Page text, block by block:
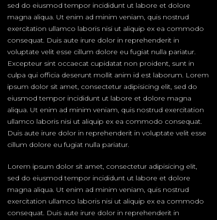
sed do eiusmod tempor incididunt ut labore et dolore
magna aliqua. Ut enim ad minim veniam, quis nostrud
exercitation ullamco laboris nisi ut aliquip ex ea commodo
consequat. Duis aute irure dolor in reprehenderit in
voluptate velit esse cillum dolore eu fugiat nulla pariatur.
Excepteur sint occaecat cupidatat non proident, sunt in
culpa qui officia deserunt mollit anim id est laborum. Lorem
ipsum dolor sit amet, consectetur adipisicing elit, sed do
eiusmod tempor incididunt ut labore et dolore magna
aliqua. Ut enim ad minim veniam, quis nostrud exercitation
ullamco laboris nisi ut aliquip ex ea commodo consequat.
Duis aute irure dolor in reprehenderit in voluptate velit esse
cillum dolore eu fugiat nulla pariatur.
Lorem ipsum dolor sit amet, consectetur adipisicing elit,
sed do eiusmod tempor incididunt ut labore et dolore
magna aliqua. Ut enim ad minim veniam, quis nostrud
exercitation ullamco laboris nisi ut aliquip ex ea commodo
consequat. Duis aute irure dolor in reprehenderit in